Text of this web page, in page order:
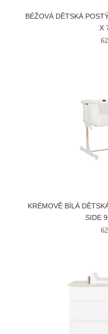
BÉŽOVÁ DĚTSKÁ
X
KRÉMOVĚ BÍLÁ
SIDE